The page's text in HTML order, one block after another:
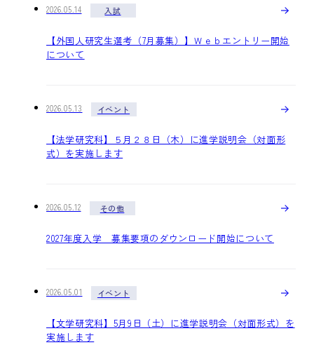
2026.05.14 入試
【外国人研究生選考（7月募集）】Ｗｅｂエントリー開始
について
2026.05.13 イベント
【法学研究科】５月２８日（木）に進学説明会（対面形
式）を実施します
2026.05.12 その他
2027年度入学 募集要項のダウンロード開始について
2026.05.01 イベント
【文学研究科】5月9日（土）に進学説明会（対面形式）を
実施します